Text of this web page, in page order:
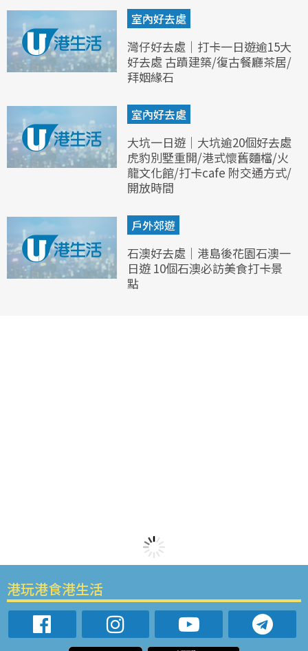
室內好去處
灣仔好去處｜打卡一日遊逾15大
好去處 古蹟建築/復古餐廳茶居/
拜姻緣石
室內好去處
大坑一日遊｜大坑逾20個好去處
虎豹別墅重開/港式懷舊麵檔/火
龍文化館/打卡cafe 附交通方式/
開放時間
戶外郊遊
石澳好去處｜港島後花園石澳一
日遊 10個石澳必訪美食打卡景
點
港玩港食港生活